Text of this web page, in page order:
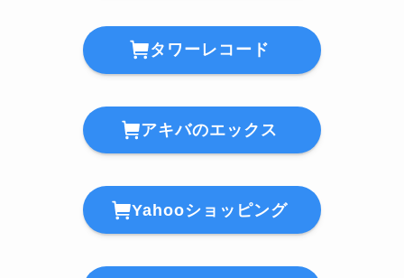
タワーレコード
アキバのエックス
Yahooショッピング